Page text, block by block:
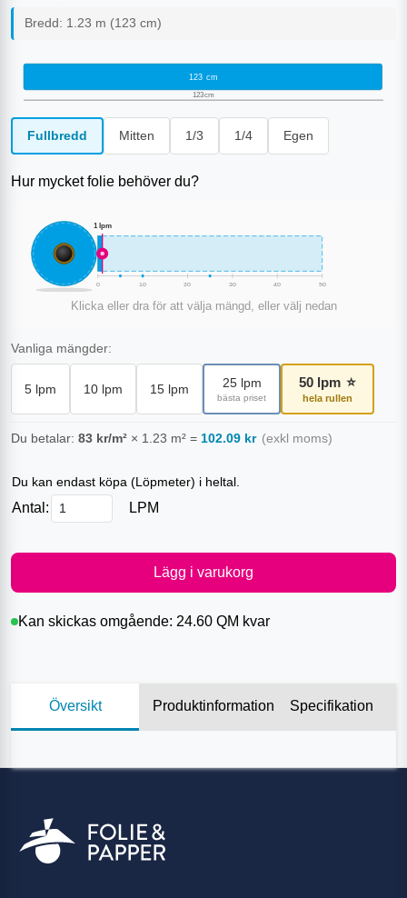
Bredd: 1.23 m (123 cm)
123 cm
123cm
Fullbredd Mitten 1/3 1/4 Egen
Hur mycket folie behöver du?
1 lpm
0 10 20 30 40 50
Klicka eller dra för att välja mängd, eller välj nedan
Vanliga mängder:
5 lpm 10 lpm 15 lpm 25lpm
bästa priset
50 lpm ⭐
hela rullen
Du betalar: 83 kr/m² × 1.23 m² = 102.09 kr (exkl moms)
Du kan endast köpa (Löpmeter) i heltal.
Antal: LPM
Lägg i varukorg
Kan skickas omgående: 24.60 QM kvar
Översikt Produktinformation Specifikation